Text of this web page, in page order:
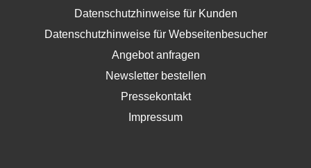
Datenschutzhinweise für Kunden
Datenschutzhinweise für Webseitenbesucher
Angebot anfragen
Newsletter bestellen
Pressekontakt
Impressum